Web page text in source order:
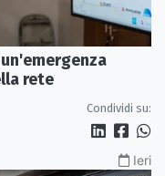
rete
Condividi su:
Ieri